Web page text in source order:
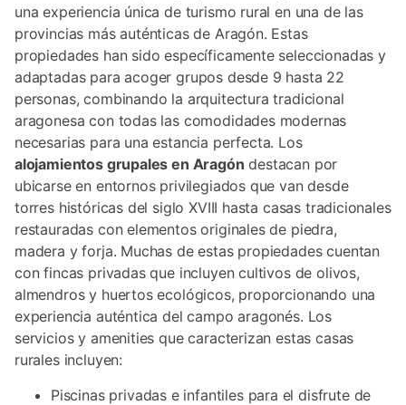
una experiencia única de turismo rural en una de las
provincias más auténticas de Aragón. Estas
propiedades han sido específicamente seleccionadas y
adaptadas para acoger grupos desde 9 hasta 22
personas, combinando la arquitectura tradicional
aragonesa con todas las comodidades modernas
necesarias para una estancia perfecta. Los
alojamientos grupales en Aragón destacan por
ubicarse en entornos privilegiados que van desde
torres históricas del siglo XVIII hasta casas tradicionales
restauradas con elementos originales de piedra,
madera y forja. Muchas de estas propiedades cuentan
con fincas privadas que incluyen cultivos de olivos,
almendros y huertos ecológicos, proporcionando una
experiencia auténtica del campo aragonés. Los
servicios y amenities que caracterizan estas casas
rurales incluyen:
Piscinas privadas e infantiles para el disfrute de